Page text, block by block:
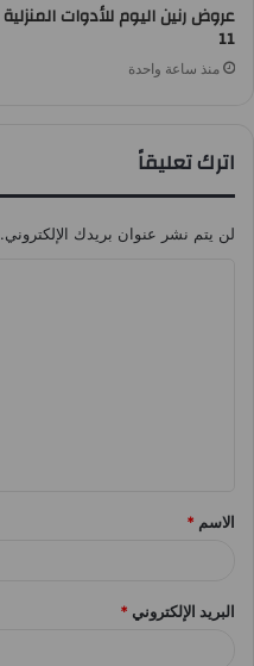
عروض رنين اليوم للأدوات المنزلية
11
منذ ساعة واحدة
اترك تعليقاً
لن يتم نشر عنوان بريدك الإلكتروني.
*
الاسم *
البريد الإلكتروني *